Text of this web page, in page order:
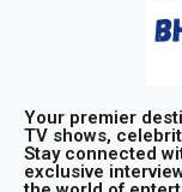
Your premier
TV shows,
Stay connected
exclusive